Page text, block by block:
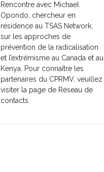
Rencontre avec Michael
Opondo, chercheur en
résidence au TSAS Network,
sur les approches de
prévention de la radicalisation
et l’extrémisme au Canada et au
Kenya. Pour connaître les
partenaires du CPRMV, veuillez
visiter la page de Réseau de
contacts.